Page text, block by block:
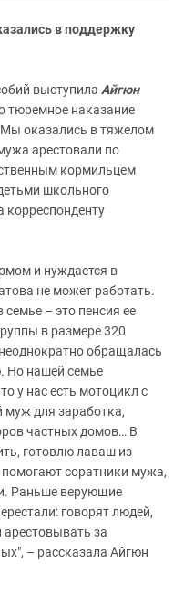
в поддержку
выступила Айгюн
тюремное наказание
оказались в тяжелом
арестовали по
кормильцем
школьного
корреспонденту
и нуждается в
не может работать.
– это пенсия ее
в размере 320
обращалась
Но нашей семье
у нас есть мотоцикл с
муж для заработка,
частных домов… В
готовлю лаваш из
соратники мужа,
Раньше верующие
говорят людей,
за
– рассказала Айгюн